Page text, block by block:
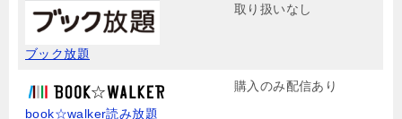
ブック放題
取り扱いなし
book☆walker読み放題
購入のみ配信あり